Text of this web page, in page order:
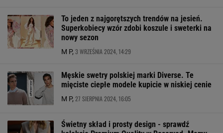
To jeden z najgorętszych trendów na jesień.
Superkobiecy wzór zdobi koszule i sweterki na
nowy sezon
M P, 3 WRZEŚNIA 2024, 14:29
Męskie swetry polskiej marki Diverse. Te
mięciste ciepłe modele kupicie w niskiej cenie
M P, 27 SIERPNIA 2024, 16:05
Świetny skład i prosty design - sprawdź